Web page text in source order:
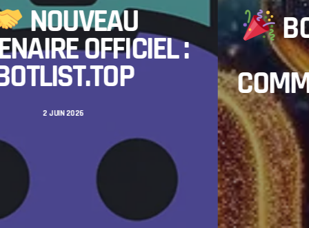
BONNE ANNÉE
À TOUTE LA
COMMUNAUTÉ
ISEROIS !
2 JANVIER 2025